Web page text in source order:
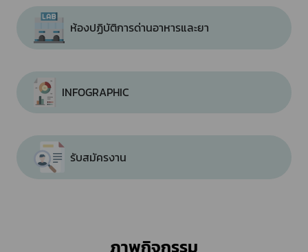
ห้องปฏิบัติการด่านอาหารและยา
INFOGRAPHIC
รับสมัครงาน
ภาพกิจกรรม